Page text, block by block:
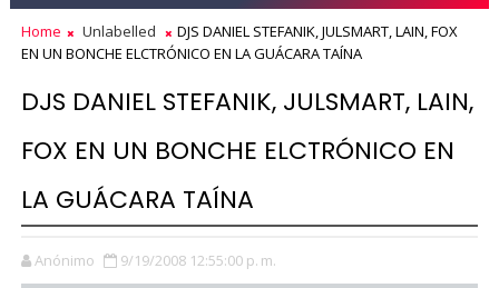
Home Unlabelled
DJS DANIEL STEFANIK, JULSMART, LAIN, FOX
EN UN BONCHE ELCTRÓNICO EN LA GUÁCARA TAÍNA
DJS DANIEL STEFANIK, JULSMART, LAIN,
FOX EN UN BONCHE ELCTRÓNICO EN
LA GUÁCARA TAÍNA
Anónimo 9/19/2008 12:55:00 p. m.